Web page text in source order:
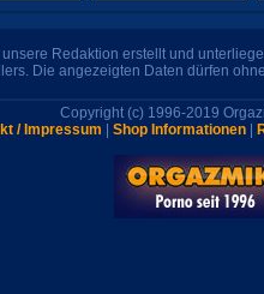
Redaktion erstellt und
Die angezeigten Daten dürfen
Copyright (c) 1996-2019
/ Impressum
Shop Informationen